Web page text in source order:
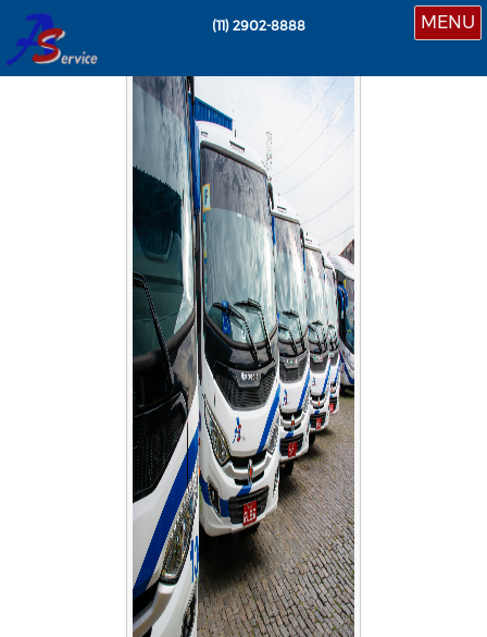
MENU
(11) 2902-8888